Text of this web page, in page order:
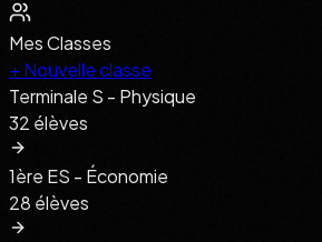
Mes Classes
+ Nouvelle classe
Terminale S - Physique
32 élèves
1ère ES - Économie
28 élèves